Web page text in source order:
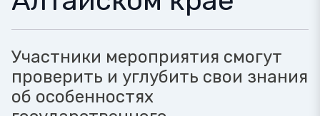
Участники мероприятия смогут
проверить и углубить свои знания
об особенностях